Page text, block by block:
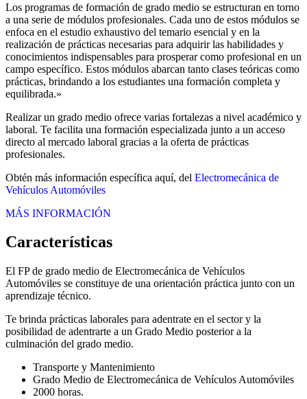
Los programas de formación de grado medio se estructuran en torno
a una serie de módulos profesionales. Cada uno de estos módulos se
enfoca en el estudio exhaustivo del temario esencial y en la
realización de prácticas necesarias para adquirir las habilidades y
conocimientos indispensables para prosperar como profesional en un
campo específico. Estos módulos abarcan tanto clases teóricas como
prácticas, brindando a los estudiantes una formación completa y
equilibrada.»
Realizar un grado medio ofrece varias fortalezas a nivel académico y
laboral. Te facilita una formación especializada junto a un acceso
directo al mercado laboral gracias a la oferta de prácticas
profesionales.
Obtén más información específica aquí, del Electromecánica de
Vehículos Automóviles
MÁS INFORMACIÓN
Características
El FP de grado medio de Electromecánica de Vehículos
Automóviles se constituye de una orientación práctica junto con un
aprendizaje técnico.
Te brinda prácticas laborales para adentrate en el sector y la
posibilidad de adentrarte a un Grado Medio posterior a la
culminación del grado medio.
Transporte y Mantenimiento
Grado Medio de Electromecánica de Vehículos Automóviles
2000 horas.